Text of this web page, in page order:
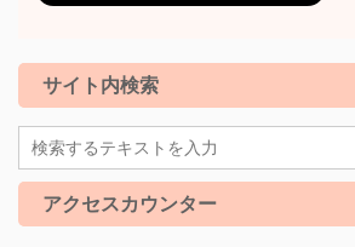
サイト内検索
アクセスカウンター